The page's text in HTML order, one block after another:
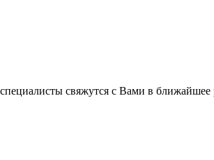
свяжутся с Вами в ближайшее
на частибез